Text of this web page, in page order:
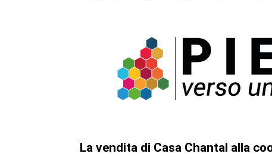
La vendita di Casa Chantal alla